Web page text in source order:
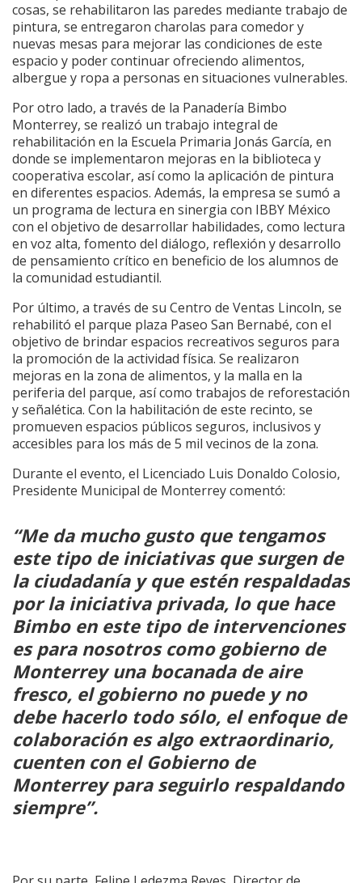
cosas, se rehabilitaron las paredes mediante trabajo de
pintura, se entregaron charolas para comedor y
nuevas mesas para mejorar las condiciones de este
espacio y poder continuar ofreciendo alimentos,
albergue y ropa a personas en situaciones vulnerables.
Por otro lado, a través de la Panadería Bimbo
Monterrey, se realizó un trabajo integral de
rehabilitación en la Escuela Primaria Jonás García, en
donde se implementaron mejoras en la biblioteca y
cooperativa escolar, así como la aplicación de pintura
en diferentes espacios. Además, la empresa se sumó a
un programa de lectura en sinergia con IBBY México
con el objetivo de desarrollar habilidades, como lectura
en voz alta, fomento del diálogo, reflexión y desarrollo
de pensamiento crítico en beneficio de los alumnos de
la comunidad estudiantil.
Por último, a través de su Centro de Ventas Lincoln, se
rehabilitó el parque plaza Paseo San Bernabé, con el
objetivo de brindar espacios recreativos seguros para
la promoción de la actividad física. Se realizaron
mejoras en la zona de alimentos, y la malla en la
periferia del parque, así como trabajos de reforestación
y señalética. Con la habilitación de este recinto, se
promueven espacios públicos seguros, inclusivos y
accesibles para los más de 5 mil vecinos de la zona.
Durante el evento, el Licenciado Luis Donaldo Colosio,
Presidente Municipal de Monterrey comentó:
“Me da mucho gusto que tengamos
este tipo de iniciativas que surgen de
la ciudadanía y que estén respaldadas
por la iniciativa privada, lo que hace
Bimbo en este tipo de intervenciones
es para nosotros como gobierno de
Monterrey una bocanada de aire
fresco, el gobierno no puede y no
debe hacerlo todo sólo, el enfoque de
colaboración es algo extraordinario,
cuenten con el Gobierno de
Monterrey para seguirlo respaldando
siempre”.